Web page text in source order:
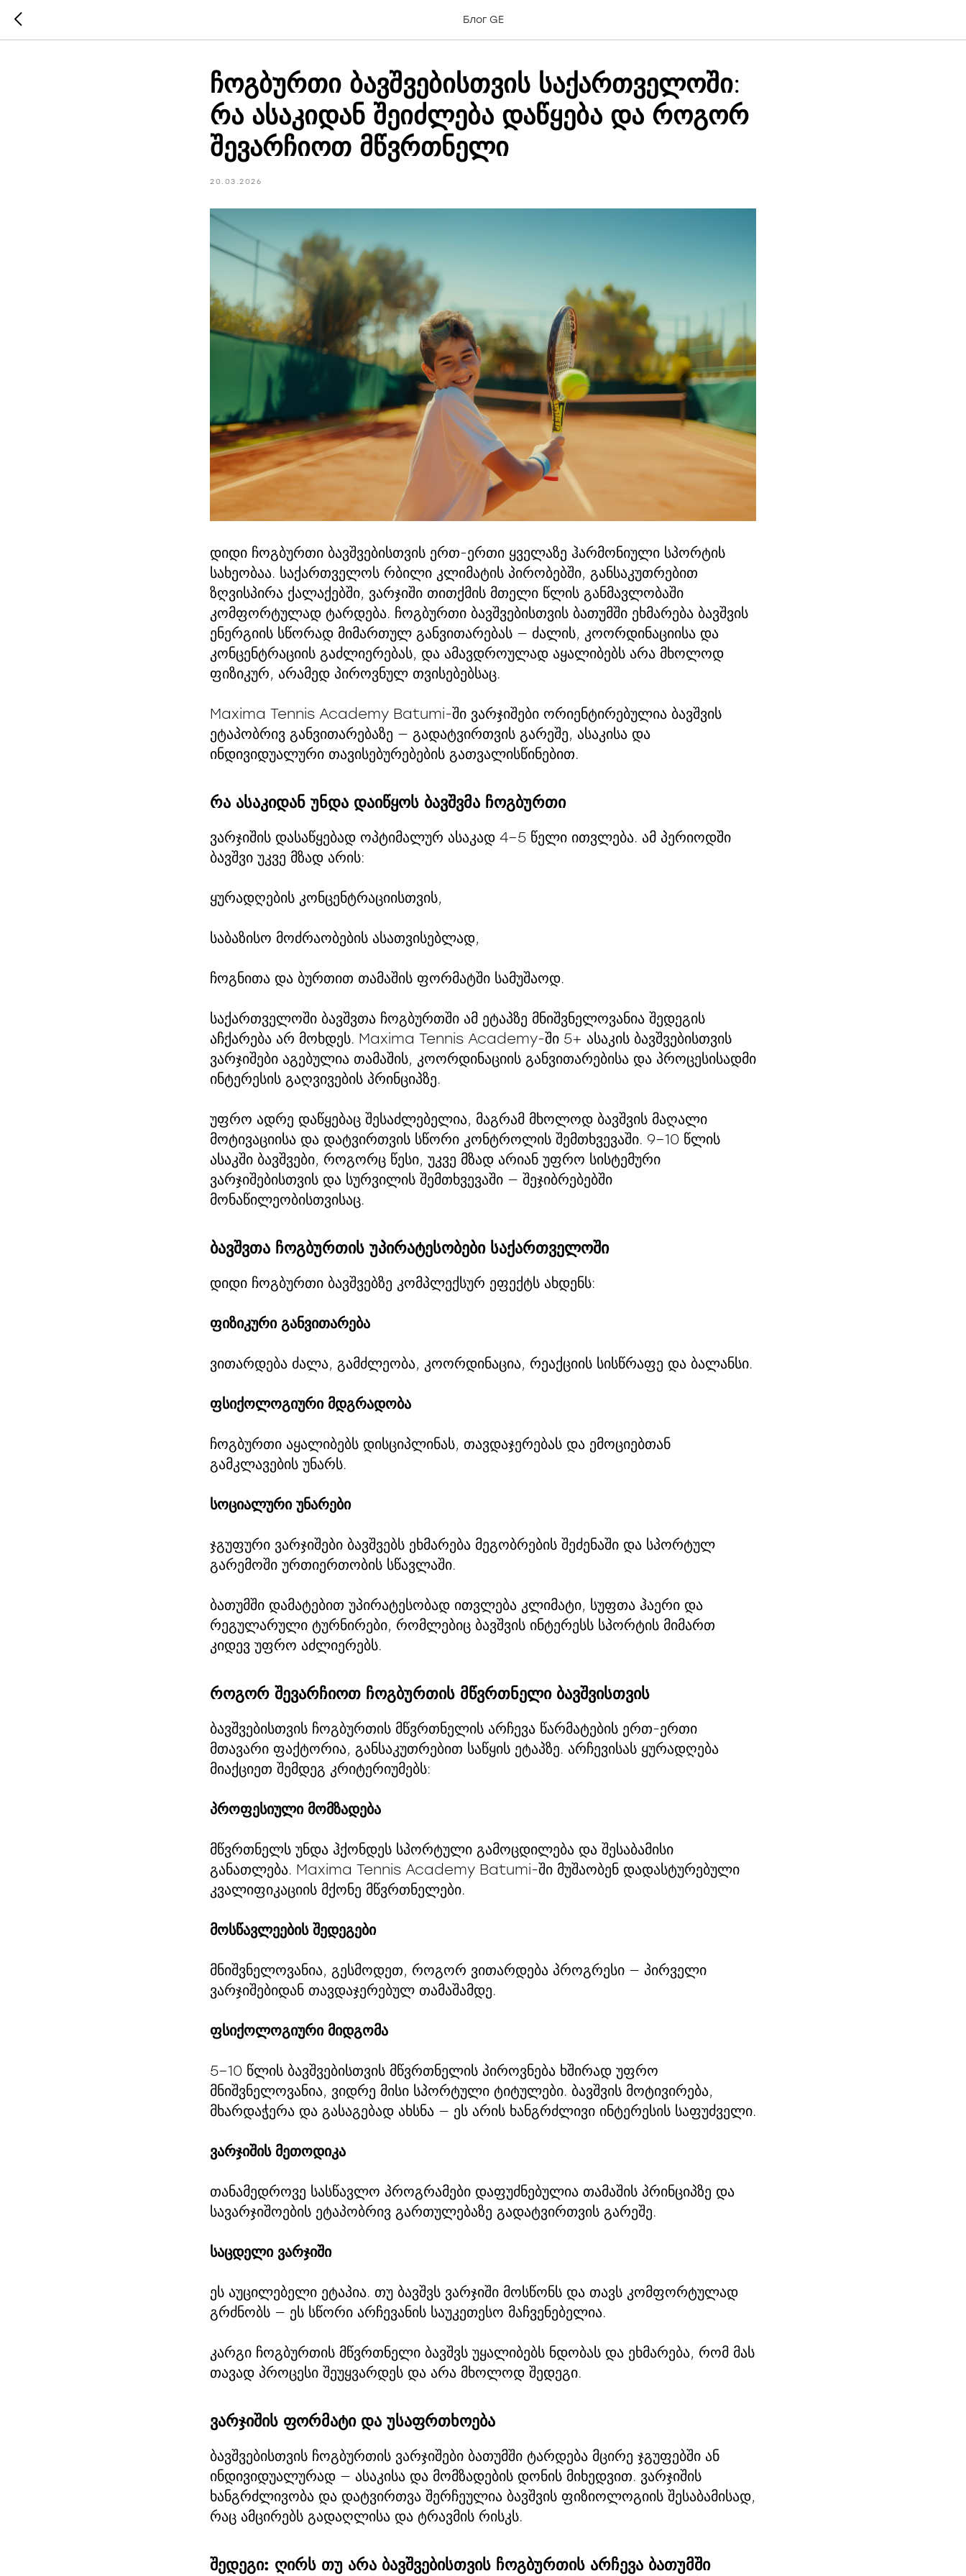
Блог GE
ჩოგბურთი ბავშვებისთვის საქართველოში:
რა ასაკიდან შეიძლება დაწყება და როგორ
შევარჩიოთ მწვრთნელი
20.03.2026
დიდი ჩოგბურთი ბავშვებისთვის ერთ-ერთი ყველაზე ჰარმონიული სპორტის
სახეობაა. საქართველოს რბილი კლიმატის პირობებში, განსაკუთრებით
ზღვისპირა ქალაქებში, ვარჯიში თითქმის მთელი წლის განმავლობაში
კომფორტულად ტარდება. ჩოგბურთი ბავშვებისთვის ბათუმში ეხმარება ბავშვის
ენერგიის სწორად მიმართულ განვითარებას — ძალის, კოორდინაციისა და
კონცენტრაციის გაძლიერებას, და ამავდროულად აყალიბებს არა მხოლოდ
ფიზიკურ, არამედ პიროვნულ თვისებებსაც.
Maxima Tennis Academy Batumi-ში ვარჯიშები ორიენტირებულია ბავშვის
ეტაპობრივ განვითარებაზე — გადატვირთვის გარეშე, ასაკისა და
ინდივიდუალური თავისებურებების გათვალისწინებით.
რა ასაკიდან უნდა დაიწყოს ბავშვმა ჩოგბურთი
ვარჯიშის დასაწყებად ოპტიმალურ ასაკად 4–5 წელი ითვლება. ამ პერიოდში
ბავშვი უკვე მზად არის:
ყურადღების კონცენტრაციისთვის,
საბაზისო მოძრაობების ასათვისებლად,
ჩოგნითა და ბურთით თამაშის ფორმატში სამუშაოდ.
საქართველოში ბავშვთა ჩოგბურთში ამ ეტაპზე მნიშვნელოვანია შედეგის
აჩქარება არ მოხდეს. Maxima Tennis Academy-ში 5+ ასაკის ბავშვებისთვის
ვარჯიშები აგებულია თამაშის, კოორდინაციის განვითარებისა და პროცესისადმი
ინტერესის გაღვივების პრინციპზე.
უფრო ადრე დაწყებაც შესაძლებელია, მაგრამ მხოლოდ ბავშვის მაღალი
მოტივაციისა და დატვირთვის სწორი კონტროლის შემთხვევაში. 9–10 წლის
ასაკში ბავშვები, როგორც წესი, უკვე მზად არიან უფრო სისტემური
ვარჯიშებისთვის და სურვილის შემთხვევაში — შეჯიბრებებში
მონაწილეობისთვისაც.
ბავშვთა ჩოგბურთის უპირატესობები საქართველოში
დიდი ჩოგბურთი ბავშვებზე კომპლექსურ ეფექტს ახდენს:
ფიზიკური განვითარება
ვითარდება ძალა, გამძლეობა, კოორდინაცია, რეაქციის სისწრაფე და ბალანსი.
ფსიქოლოგიური მდგრადობა
ჩოგბურთი აყალიბებს დისციპლინას, თავდაჯერებას და ემოციებთან
გამკლავების უნარს.
სოციალური უნარები
ჯგუფური ვარჯიშები ბავშვებს ეხმარება მეგობრების შეძენაში და სპორტულ
გარემოში ურთიერთობის სწავლაში.
ბათუმში დამატებით უპირატესობად ითვლება კლიმატი, სუფთა ჰაერი და
რეგულარული ტურნირები, რომლებიც ბავშვის ინტერესს სპორტის მიმართ
კიდევ უფრო აძლიერებს.
როგორ შევარჩიოთ ჩოგბურთის მწვრთნელი ბავშვისთვის
ბავშვებისთვის ჩოგბურთის მწვრთნელის არჩევა წარმატების ერთ-ერთი
მთავარი ფაქტორია, განსაკუთრებით საწყის ეტაპზე. არჩევისას ყურადღება
მიაქციეთ შემდეგ კრიტერიუმებს:
პროფესიული მომზადება
მწვრთნელს უნდა ჰქონდეს სპორტული გამოცდილება და შესაბამისი
განათლება. Maxima Tennis Academy Batumi-ში მუშაობენ დადასტურებული
კვალიფიკაციის მქონე მწვრთნელები.
მოსწავლეების შედეგები
მნიშვნელოვანია, გესმოდეთ, როგორ ვითარდება პროგრესი — პირველი
ვარჯიშებიდან თავდაჯერებულ თამაშამდე.
ფსიქოლოგიური მიდგომა
5–10 წლის ბავშვებისთვის მწვრთნელის პიროვნება ხშირად უფრო
მნიშვნელოვანია, ვიდრე მისი სპორტული ტიტულები. ბავშვის მოტივირება,
მხარდაჭერა და გასაგებად ახსნა — ეს არის ხანგრძლივი ინტერესის საფუძველი.
ვარჯიშის მეთოდიკა
თანამედროვე სასწავლო პროგრამები დაფუძნებულია თამაშის პრინციპზე და
სავარჯიშოების ეტაპობრივ გართულებაზე გადატვირთვის გარეშე.
საცდელი ვარჯიში
ეს აუცილებელი ეტაპია. თუ ბავშვს ვარჯიში მოსწონს და თავს კომფორტულად
გრძნობს — ეს სწორი არჩევანის საუკეთესო მაჩვენებელია.
კარგი ჩოგბურთის მწვრთნელი ბავშვს უყალიბებს ნდობას და ეხმარება, რომ მას
თავად პროცესი შეუყვარდეს და არა მხოლოდ შედეგი.
ვარჯიშის ფორმატი და უსაფრთხოება
ბავშვებისთვის ჩოგბურთის ვარჯიშები ბათუმში ტარდება მცირე ჯგუფებში ან
ინდივიდუალურად — ასაკისა და მომზადების დონის მიხედვით. ვარჯიშის
ხანგრძლივობა და დატვირთვა შერჩეულია ბავშვის ფიზიოლოგიის შესაბამისად,
რაც ამცირებს გადაღლისა და ტრავმის რისკს.
შედეგი: ღირს თუ არა ბავშვებისთვის ჩოგბურთის არჩევა ბათუმში